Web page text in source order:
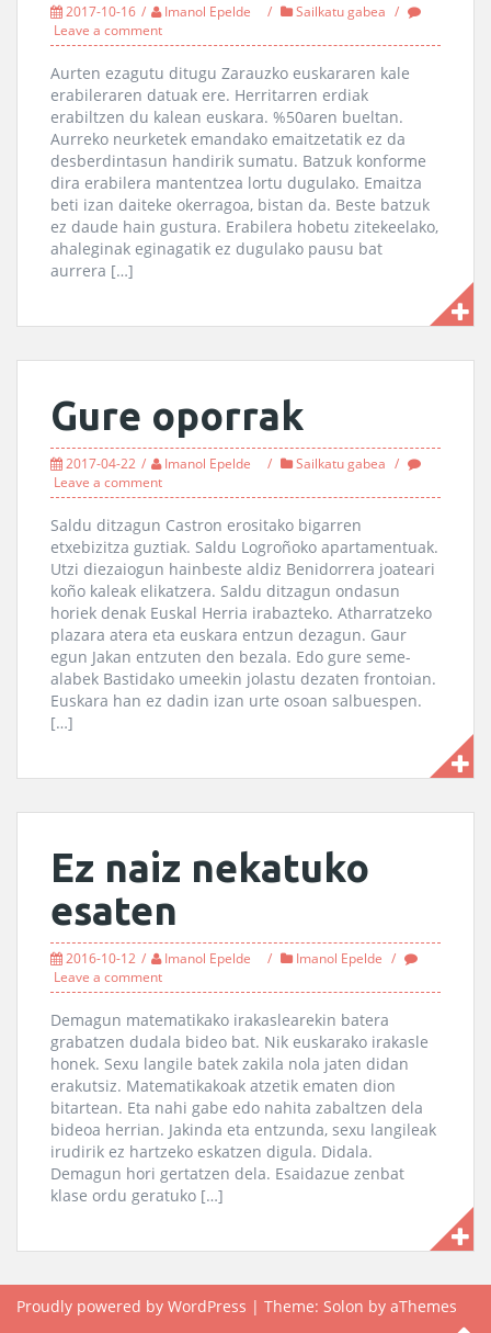
2017-10-16 Imanol Epelde
Sailkatu gabea
Leave a comment
Aurten ezagutu ditugu Zarauzko euskararen kale
erabileraren datuak ere. Herritarren erdiak
erabiltzen du kalean euskara. %50aren bueltan.
Aurreko neurketek emandako emaitzetatik ez da
desberdintasun handirik sumatu. Batzuk konforme
dira erabilera mantentzea lortu dugulako. Emaitza
beti izan daiteke okerragoa, bistan da. Beste batzuk
ez daude hain gustura. Erabilera hobetu zitekeelako,
ahaleginak eginagatik ez dugulako pausu bat
aurrera […]
Gure oporrak
2017-04-22 Imanol Epelde
Sailkatu gabea
Leave a comment
Saldu ditzagun Castron erositako bigarren
etxebizitza guztiak. Saldu Logroñoko apartamentuak.
Utzi diezaiogun hainbeste aldiz Benidorrera joateari
koño kaleak elikatzera. Saldu ditzagun ondasun
horiek denak Euskal Herria irabazteko. Atharratzeko
plazara atera eta euskara entzun dezagun. Gaur
egun Jakan entzuten den bezala. Edo gure seme-
alabek Bastidako umeekin jolastu dezaten frontoian.
Euskara han ez dadin izan urte osoan salbuespen.
[…]
Ez naiz nekatuko
esaten
2016-10-12 Imanol Epelde
Imanol Epelde
Leave a comment
Demagun matematikako irakaslearekin batera
grabatzen dudala bideo bat. Nik euskarako irakasle
honek. Sexu langile batek zakila nola jaten didan
erakutsiz. Matematikakoak atzetik ematen dion
bitartean. Eta nahi gabe edo nahita zabaltzen dela
bideoa herrian. Jakinda eta entzunda, sexu langileak
irudirik ez hartzeko eskatzen digula. Didala.
Demagun hori gertatzen dela. Esaidazue zenbat
klase ordu geratuko […]
Proudly powered by WordPress | Theme: Solon by aThemes